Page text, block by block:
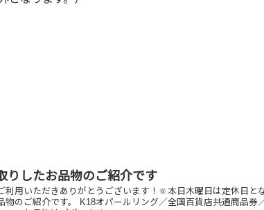
りしたお品物のご紹介です
利用いただきありがとうございます！🔆本日木曜日は定休日と
物のご紹介です。 K18オパールリング／全国百貨店共通商品券